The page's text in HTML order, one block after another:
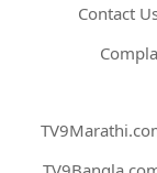
Contact